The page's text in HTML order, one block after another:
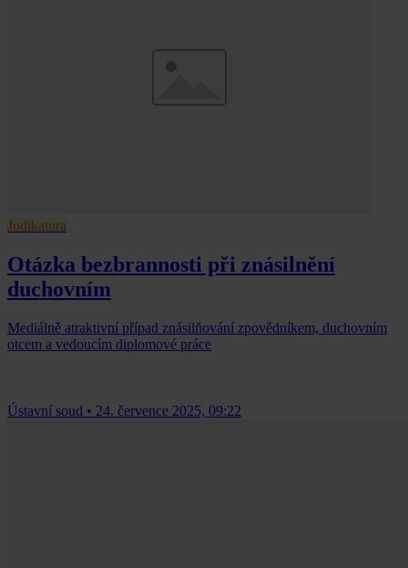
Judikatura
Otázka bezbrannosti při znásilnění
duchovním
Mediálně atraktivní případ znásilňování zpovědníkem, duchovním
otcem a vedoucím diplomové práce
Ústavní soud • 24. července 2025, 09:22